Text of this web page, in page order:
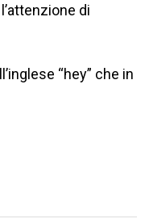
di
“hey” che in